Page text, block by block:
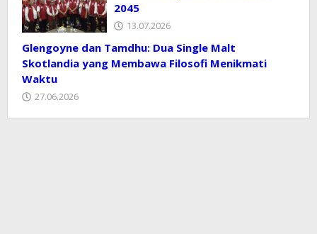
2045
13.07.2026
Glengoyne dan Tamdhu: Dua Single Malt
Skotlandia yang Membawa Filosofi Menikmati
Waktu
27.06.2026